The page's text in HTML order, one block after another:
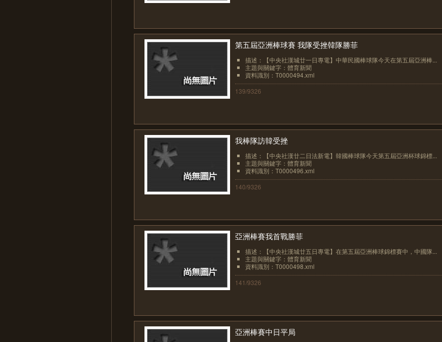
第五屆亞洲棒球賽 我隊受挫韓隊勝菲
描述：【中央社漢城廿一日專電】中華民國棒球隊今天在第五屆亞洲棒...
主題與關鍵字：體育新聞
資料識別：T0000494.xml
139/9326
我棒隊訪韓受挫
描述：【中央社漢廿二日法新電】韓國棒球隊今天第五屆亞洲杯球錦標...
主題與關鍵字：體育新聞
資料識別：T0000496.xml
140/9326
亞洲棒賽我首戰勝菲
描述：【中央社漢城廿五日專電】在第五屆亞洲棒球錦標賽中，中國隊...
主題與關鍵字：體育新聞
資料識別：T0000498.xml
141/9326
亞洲棒賽中日平局